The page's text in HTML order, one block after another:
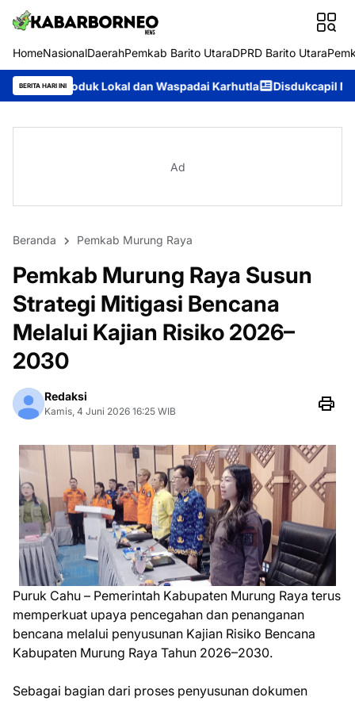
HomeNasionalDaerahPemkab Barito UtaraDPRD Barito Utara
BERITA HARI INI
dan Waspadai Karhutla Disdukcapil Murung Raya Catat
Ad
Beranda Pemkab Murung Raya
Pemkab Murung Raya Susun
Strategi Mitigasi Bencana
Melalui Kajian Risiko 2026–
2030
Redaksi
Kamis, 4 Juni 2026 16:25 WIB
Puruk Cahu – Pemerintah Kabupaten Murung Raya terus
memperkuat upaya pencegahan dan penanganan
bencana melalui penyusunan Kajian Risiko Bencana
Kabupaten Murung Raya Tahun 2026–2030.
Sebagai bagian dari proses penyusunan dokumen